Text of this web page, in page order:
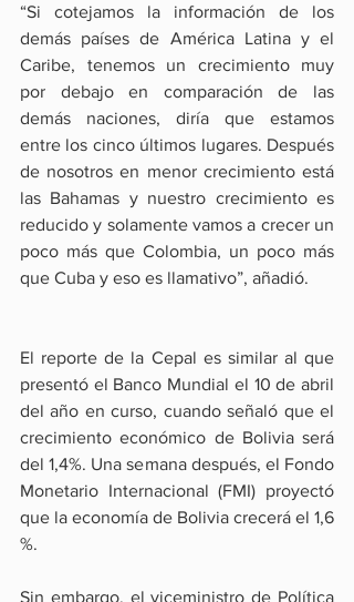
“Si cotejamos la información de los
demás países de América Latina y el
Caribe, tenemos un crecimiento muy
por debajo en comparación de las
demás naciones, diría que estamos
entre los cinco últimos lugares. Después
de nosotros en menor crecimiento está
las Bahamas y nuestro crecimiento es
reducido y solamente vamos a crecer un
poco más que Colombia, un poco más
que Cuba y eso es llamativo”, añadió.
El reporte de la Cepal es similar al que
presentó el Banco Mundial el 10 de abril
del año en curso, cuando señaló que el
crecimiento económico de Bolivia será
del 1,4%. Una semana después, el Fondo
Monetario Internacional (FMI) proyectó
que la economía de Bolivia crecerá el 1,6
%.
Sin embargo, el viceministro de Política